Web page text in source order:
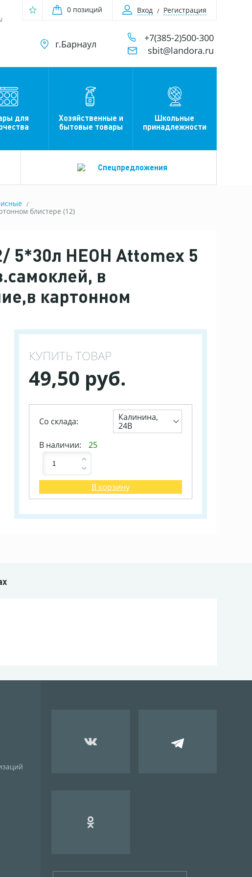
0 позиций Вход Регистрация
г.Барнаул
+7(385-2)500-300
sbit@landora.ru
для
Хозяйственные и
бытовые товары
Школьные
принадлежности
Спецпредложения
блистере (12)
5*30л НЕОН Attomex 5
в
картонном
КУПИТЬ ТОВАР
49,50 руб.
Со склада:
Калинина,
24В
В наличии:
25
В корзину